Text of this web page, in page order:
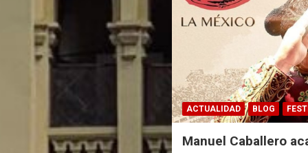
ACTUALIDAD BLOG
Manuel Caballero